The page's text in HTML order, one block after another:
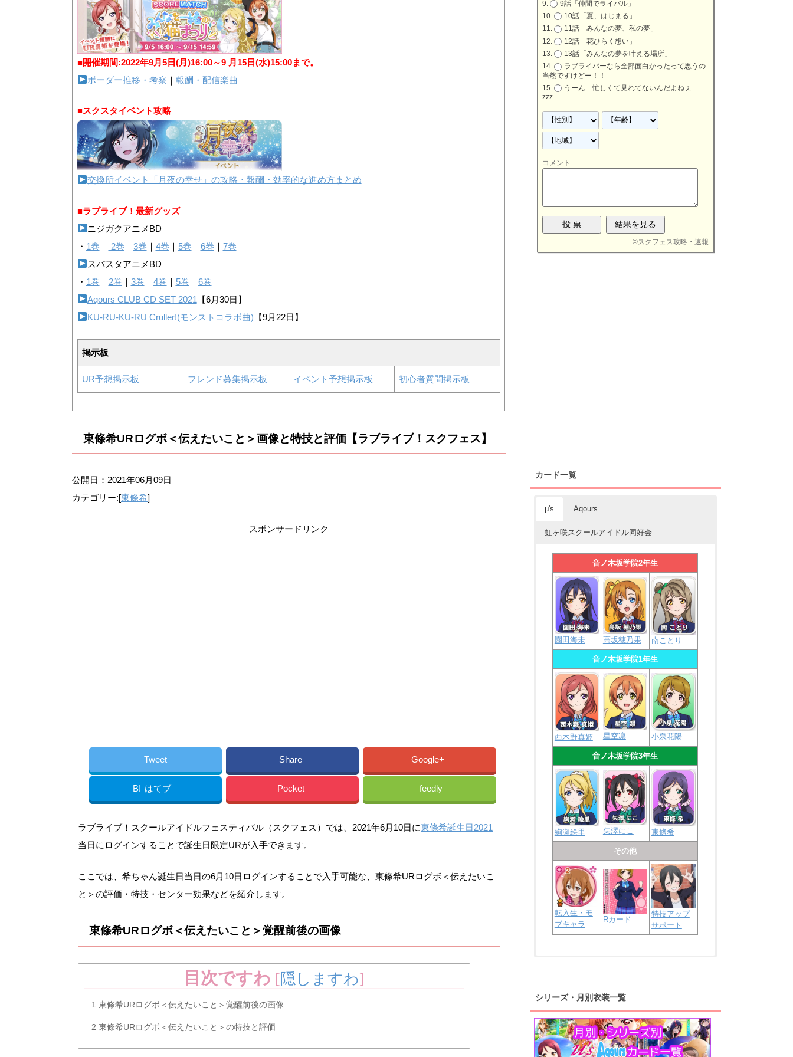
■開催期間:2022年9月5日(月)16:00～9 月15日(水)15:00まで。
ボーダー推移・考察 ｜ 報酬・配信楽曲
■スクスタイベント攻略
交換所イベント「月夜の幸せ」の攻略・報酬・効率的な進め方まとめ
■ラブライブ！最新グッズ
ニジガクアニメBD
・ 1巻 ｜ 2巻 ｜ 3巻 ｜ 4巻 ｜ 5巻 ｜ 6巻 ｜ 7巻
スパスタアニメBD
・ 1巻 ｜ 2巻 ｜ 3巻 ｜ 4巻 ｜ 5巻 ｜ 6巻
Aqours CLUB CD SET 2021 【6月30日】
KU-RU-KU-RU Cruller!(モンストコラボ曲) 【9月22日】
掲示板
UR予想掲示板 フレンド募集掲示板 イベント予想掲示板 初心者質問掲示板
東條希URログボ＜伝えたいこと＞画像と特技と評価【ラブライブ！スクフェス】
公開日： 2021年06月09日
カテゴリー:[東條希]
スポンサードリンク
Tweet Share Google+
B! はてブ Pocket feedly
ラブライブ！スクールアイドルフェスティバル（スクフェス）では、2021年6月10日に東條希誕生日2021
当日にログインすることで誕生日限定URが入手できます。
ここでは、希ちゃん誕生日当日の6月10日ログインすることで入手可能な、東條希URログボ＜伝えたいこ
と＞の評価・特技・センター効果などを紹介します。
東條希URログボ＜伝えたいこと＞覚醒前後の画像
目次ですわ [隠しますわ]
1 東條希URログボ＜伝えたいこと＞覚醒前後の画像
2 東條希URログボ＜伝えたいこと＞の特技と評価
9話「仲間でライバル」
10話「夏、はじまる」
11話「みんなの夢、私の夢」
12話「花ひらく想い」
13話「みんなの夢を叶える場所」
ラブライバーなら全部面白かったって思うの
当然ですけどー！！
うーん…忙しくて見れてないんだよねぇ…
zzz
コメント
©スクフェス攻略・速報
カード一覧
μ's Aqours
虹ヶ咲スクールアイドル同好会
音ノ木坂学院2年生
園田海未 高坂穂乃果 南ことり
音ノ木坂学院1年生
西木野真姫 星空凛 小泉花陽
音ノ木坂学院3年生
絢瀬絵里 矢澤にこ 東條希
その他
転入生・モ
ブキャラ
Rカード
特技アップ
サポート
桜内梨子 高海千歌 渡辺曜
浦の星女学院1年生
上原歩夢 宮下愛 優木せつ菜
シリーズ・月別衣装一覧